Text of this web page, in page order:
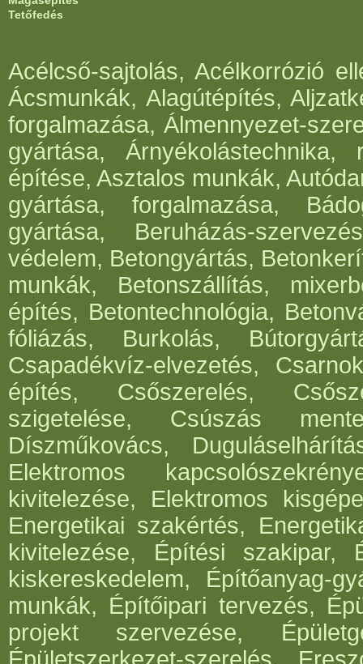
Tetőfedés
Acélcső-sajtolás, Acélkorrózió
Ácsmunkák, Alagútépítés,
forgalmazása, Álmennyezet-
gyártása, Árnyékolástechnika,
építése, Asztalos munkák,
gyártása, forgalmazása,
gyártása, Beruházás-
védelem, Betongyártás,
munkák, Betonszállítás,
építés, Betontechnológia,
fóliázás, Burkolás,
Csapadékvíz-elvezetés,
építés, Csőszerelés,
szigetelése, Csúszás
Díszműkovács,
Elektromos
kivitelezése, Elektromos
Energetikai szakértés,
kivitelezése, Építési szakipar,
kiskereskedelem, Építőanyag-
munkák, Építőipari tervezés,
projekt szervezése,